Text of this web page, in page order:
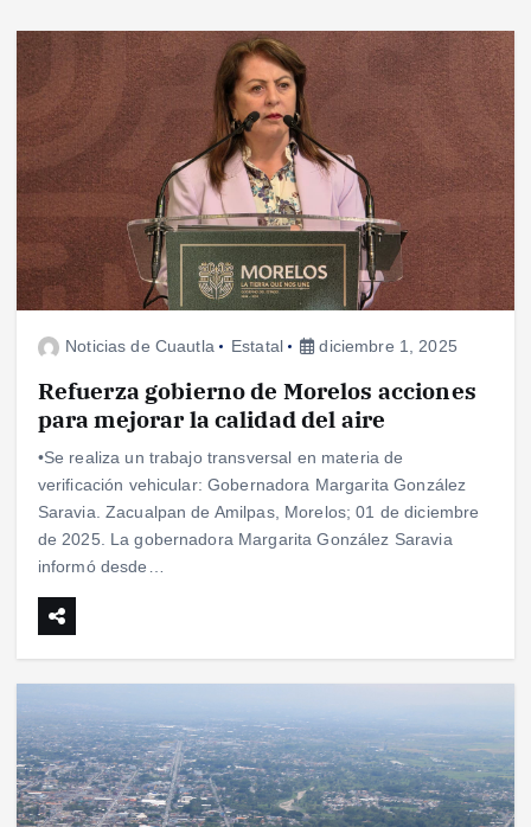
Noticias de Cuautla Estatal diciembre 1, 2025
Refuerza gobierno de Morelos acciones
para mejorar la calidad del aire
•Se realiza un trabajo transversal en materia de
verificación vehicular: Gobernadora Margarita González
Saravia. Zacualpan de Amilpas, Morelos; 01 de diciembre
de 2025. La gobernadora Margarita González Saravia
informó desde…